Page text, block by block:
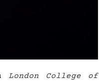
London College of